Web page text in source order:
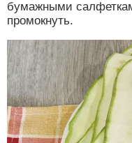
бумажными
промокнуть.